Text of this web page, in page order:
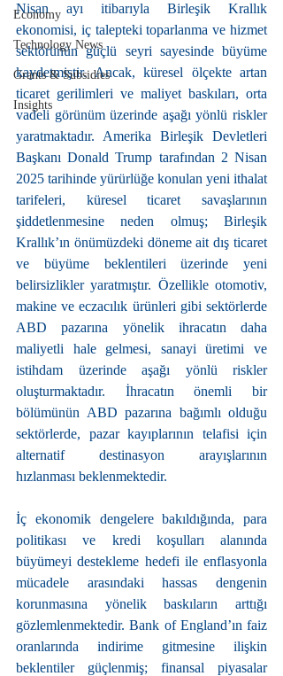
Economy
Technology News
Grants & Subsidies
Insights
Nisan ayı itibarıyla Birleşik Krallık
ekonomisi, iç talepteki toparlanma ve hizmet
sektörünün güçlü seyri sayesinde büyüme
kaydetmiştir. Ancak, küresel ölçekte artan
ticaret gerilimleri ve maliyet baskıları, orta
vadeli görünüm üzerinde aşağı yönlü riskler
yaratmaktadır. Amerika Birleşik Devletleri
Başkanı Donald Trump tarafından 2 Nisan
2025 tarihinde yürürlüğe konulan yeni ithalat
tarifeleri, küresel ticaret savaşlarının
şiddetlenmesine neden olmuş; Birleşik
Krallık’ın önümüzdeki döneme ait dış ticaret
ve büyüme beklentileri üzerinde yeni
belirsizlikler yaratmıştır. Özellikle otomotiv,
makine ve eczacılık ürünleri gibi sektörlerde
ABD pazarına yönelik ihracatın daha
maliyetli hale gelmesi, sanayi üretimi ve
istihdam üzerinde aşağı yönlü riskler
oluşturmaktadır. İhracatın önemli bir
bölümünün ABD pazarına bağımlı olduğu
sektörlerde, pazar kayıplarının telafisi için
alternatif destinasyon arayışlarının
hızlanması beklenmektedir.
İç ekonomik dengelere bakıldığında, para
politikası ve kredi koşulları alanında
büyümeyi destekleme hedefi ile enflasyonla
mücadele arasındaki hassas dengenin
korunmasına yönelik baskıların arttığı
gözlemlenmektedir. Bank of England’ın faiz
oranlarında indirime gitmesine ilişkin
beklentiler güçlenmiş; finansal piyasalar